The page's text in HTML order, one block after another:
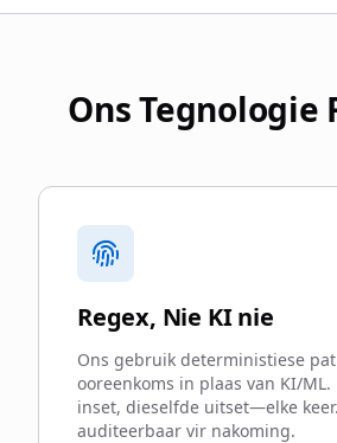
Ons Tegnologie
Regex, Nie KI nie
Ons gebruik deterministiese
ooreenkoms in plaas van KI/ML.
inset, dieselfde uitset—elke
auditeerbaar vir nakoming.